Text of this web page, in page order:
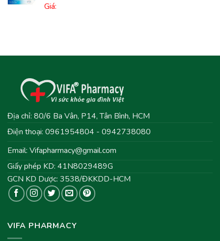
Giá:
Địa chỉ: 80/6 Ba Vân, P14, Tân Bình, HCM
Điện thoại: 0961954804 - 0942738080
Email: Vifapharmacy@gmail.com
Giấy phép KD: 41N8029489G
GCN KD Dược: 3538/ĐKKDD-HCM
VIFA PHARMACY